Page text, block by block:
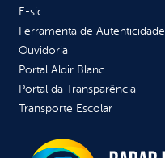
E-sic
Ferramenta de Autenticidade
Ouvidoria
Portal Aldir Blanc
Portal da Transparência
Transporte Escolar